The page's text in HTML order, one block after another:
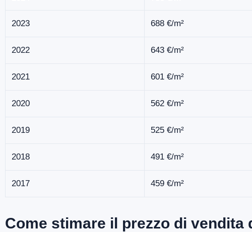
2023 688 €/m²
2022 643 €/m²
2021 601 €/m²
2020 562 €/m²
2019 525 €/m²
2018 491 €/m²
2017 459 €/m²
Come stimare il prezzo di vendita